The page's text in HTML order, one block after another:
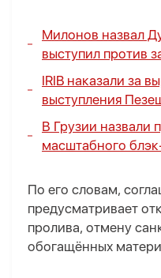
Милонов назвал
выступил против
IRIB наказали за
выступления
В Грузии назвали
масштабного
По его словам,
предусматривает
пролива, отмену
обогащённых